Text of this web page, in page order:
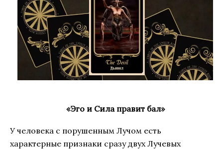
«Эго и Сила правит бал»
У человека с порушенным Лучом есть
характерные признаки сразу двух Лучевых